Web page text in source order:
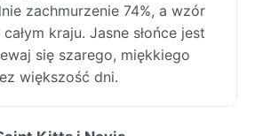
zachmurzenie 74%, a wzór
kraju. Jasne słońce jest
się szarego, miękkiego
większość dni.